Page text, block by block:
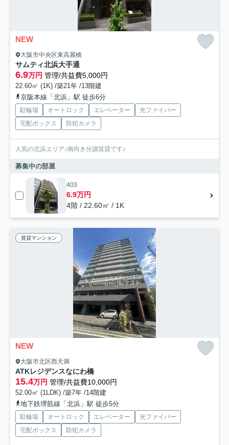
NEW
大阪市中央区東高麗橋
サムティ北浜大手通
6.9万円 管理/共益費5,000円
22.60㎡ (1K) /築21年 /13階建
京阪本線「北浜」駅 徒歩6分
駐輪場 オートロック エレベーター
光ファイバー
宅配ボックス
防犯カメラ
人気の北浜エリア♪南向き分譲賃貸です♪
募集中の部屋
403
6.9万円
4階 / 22.60㎡ / 1K
賃貸マンション
NEW
大阪市北区西天満
ATKレジデンスなにわ橋
15.4万円 管理/共益費10,000円
52.00㎡ (1LDK) /築7年 /14階建
地下鉄堺筋線「北浜」駅 徒歩5分
駐輪場 オートロック エレベーター
光ファイバー
宅配ボックス
防犯カメラ